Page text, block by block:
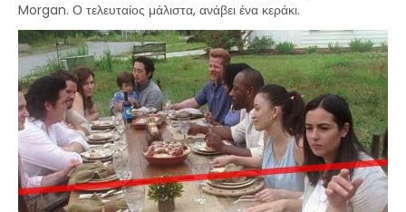
Morgan. Ο τελευταίος μάλιστα, ανάβει ένα κεράκι.